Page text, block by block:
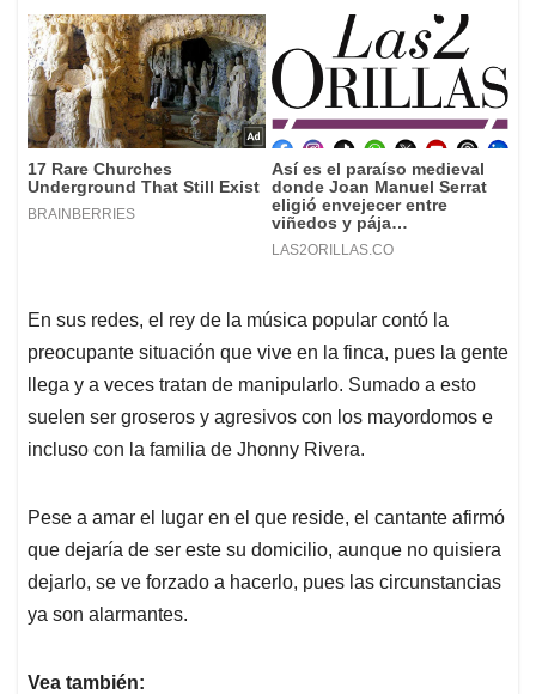
En sus redes, el rey de la música popular contó la
preocupante situación que vive en la finca, pues la gente
llega y a veces tratan de manipularlo. Sumado a esto
suelen ser groseros y agresivos con los mayordomos e
incluso con la familia de Jhonny Rivera.
Pese a amar el lugar en el que reside, el cantante afirmó
que dejaría de ser este su domicilio, aunque no quisiera
dejarlo, se ve forzado a hacerlo, pues las circunstancias
ya son alarmantes.
Vea también: